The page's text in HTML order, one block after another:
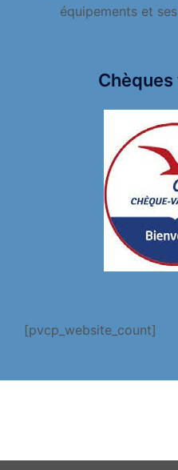
équipements et
[pvcp_website_count]